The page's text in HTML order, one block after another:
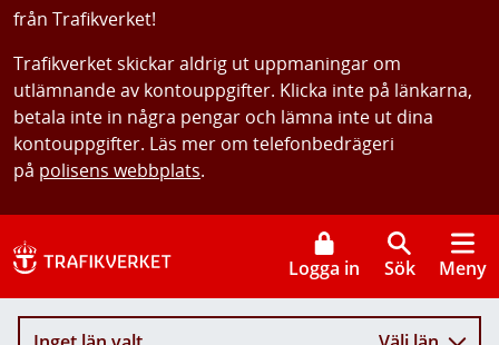
från Trafikverket!
Trafikverket skickar aldrig ut uppmaningar om
utlämnande av kontouppgifter. Klicka inte på länkarna,
betala inte in några pengar och lämna inte ut dina
kontouppgifter. Läs mer om telefonbedrägeri
på polisens webbplats.
Logga in Sök Meny